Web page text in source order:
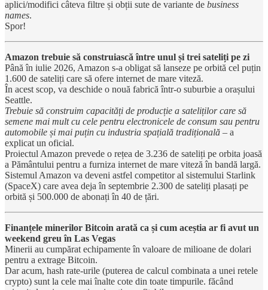
aplici/modifici câteva filtre și obții sute de variante de business
names.
Spor!
Amazon trebuie să construiască între unul și trei sateliți pe zi
Până în iulie 2026, Amazon s-a obligat să lanseze pe orbită cel puțin
1.600 de sateliți care să ofere internet de mare viteză.
În acest scop, va deschide o nouă fabrică într-o suburbie a orașului
Seattle.
Trebuie să construim capacități de producție a sateliților care să
semene mai mult cu cele pentru electronicele de consum sau pentru
automobile și mai puțin cu industria spațială tradițională – a
explicat un oficial.
Proiectul Amazon prevede o rețea de 3.236 de sateliți pe orbita joasă
a Pământului pentru a furniza internet de mare viteză în bandă largă.
Sistemul Amazon va deveni astfel competitor al sistemului Starlink
(SpaceX) care avea deja în septembrie 2.300 de sateliți plasați pe
orbită și 500.000 de abonați în 40 de țări.
Finanțele minerilor Bitcoin arată ca și cum aceștia ar fi avut un
weekend greu în Las Vegas
Minerii au cumpărat echipamente în valoare de milioane de dolari
pentru a extrage Bitcoin.
Dar acum, hash rate-urile (puterea de calcul combinata a unei retele
crypto) sunt la cele mai înalte cote din toate timpurile. făcând